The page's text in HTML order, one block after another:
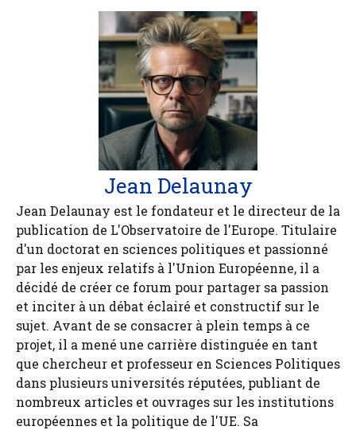
Jean Delaunay
Jean Delaunay est le fondateur et le directeur de la
publication de L'Observatoire de l'Europe. Titulaire
d'un doctorat en sciences politiques et passionné
par les enjeux relatifs à l'Union Européenne, il a
décidé de créer ce forum pour partager sa passion
et inciter à un débat éclairé et constructif sur le
sujet. Avant de se consacrer à plein temps à ce
projet, il a mené une carrière distinguée en tant
que chercheur et professeur en Sciences Politiques
dans plusieurs universités réputées, publiant de
nombreux articles et ouvrages sur les institutions
européennes et la politique de l'UE. Sa